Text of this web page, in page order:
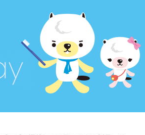
品目コード 201030037
JAN/EANコー
4900541321120
価格の確認は『ロ
ネット会員登録が